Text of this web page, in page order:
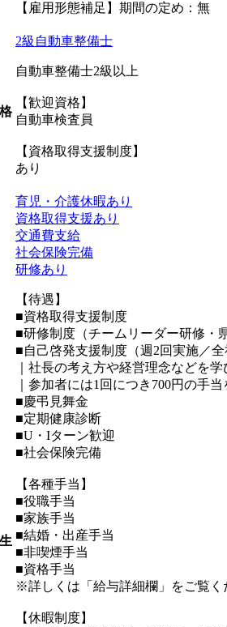
【雇用形態補足】期間の定め：無
2級自動車整備士
自動車整備士2級以上
【歓迎資格】
自動車検査員
【資格取得支援制度】
あり
育児・介護休暇あり
資格取得支援あり
交通費支給
社会保険完備
研修あり
【待遇】
■資格取得支援制度
■研修制度（チームリーダー研修・
■自己啓発支援制度（週2回実施／全
｜社長の考え方や経営理念などを学
｜参加者には1回につき700円の手
■慶弔見舞金
■定期健康診断
■U・Iターン歓迎
■社会保険完備
【各種手当】
■役職手当
■家族手当
■結婚・出産手当
■非喫煙手当
■資格手当
※詳しくは「給与詳細欄」をご覧く
【休暇制度】